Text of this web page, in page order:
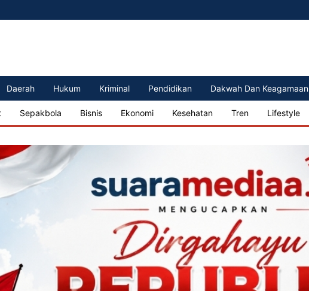
Daerah Hukum Kriminal Pendidikan Dakwah Dan Keagamaan
Sepakbola Bisnis Ekonomi Kesehatan Tren Lifestyle